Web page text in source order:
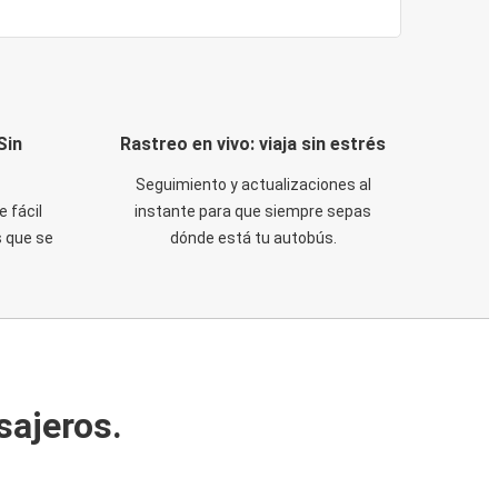
fácil
se
Rastreo en vivo: viaja sin estrés
Seguimiento y actualizaciones al
instante para que siempre sepas
dónde está tu autobús.